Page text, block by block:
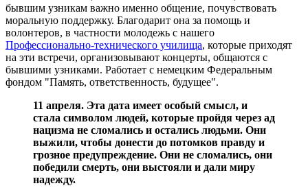
бывшим узникам важно именно общение, почувствовать
моральную поддержку. Благодарит она за помощь и
волонтеров, в частности молодежь с нашего
Профессионально-технического училища, которые приходят
на эти встречи, организовывают концерты, общаются с
бывшими узниками. Работает с немецким Федеральным
фондом "Память, ответственность, будущее".
11 апреля. Эта дата имеет особый смысл, и
стала символом людей, которые пройдя через ад
нацизма не сломались и остались людьми. Они
выжили, чтобы донести до потомков правду и
грозное предупреждение. Они не сломались, они
победили смерть, они выстояли и дали миру
надежду.